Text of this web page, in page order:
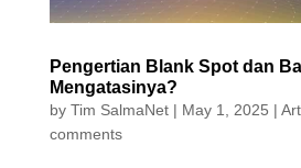
Pengertian Blank Spot dan
Mengatasinya?
by Tim SalmaNet| May 1, 2025 |
comments